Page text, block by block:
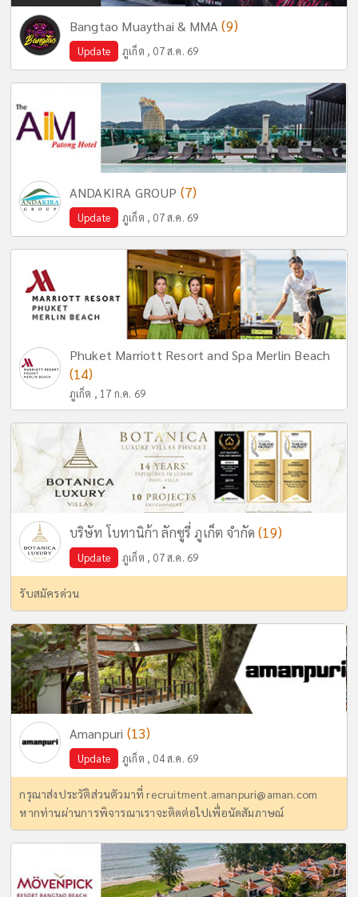
Bangtao Muaythai & MMA(9)
Update ภูเก็ต , 07 ส.ค. 69
ANDAKIRA GROUP (7)
Update ภูเก็ต , 07 ส.ค. 69
Phuket Marriott Resort and Spa Merlin Beach
(14)
ภูเก็ต , 17 ก.ค. 69
บริษัท โบทานิก้า ลักซูรี่ ภูเก็ต จำกัด(19)
Update ภูเก็ต , 07 ส.ค. 69
รับสมัครด่วน
Amanpuri (13)
Update ภูเก็ต , 04 ส.ค. 69
กรุณาส่งประวัติส่วนตัวมาที่recruitment.amanpuri@aman.com
หากท่านผ่านการพิจารณาเราจะติดต่อไปเพื่อนัดสัมภาษณ์